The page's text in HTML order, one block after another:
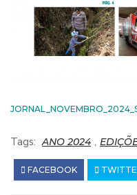
Tags: ANO 2024 ,
FACEBOOK